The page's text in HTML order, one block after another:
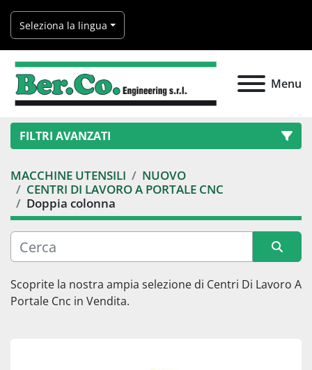
Seleziona la lingua
Menu
FILTRI AVANZATI
Categoria
Produttore
MACCHINE UTENSILI
NUOVO
CENTRI DI LAVORO A PORTALE CNC
Doppia colonna
Ordina per
Scoprite la nostra ampia selezione di Centri Di Lavoro A
Portale Cnc in Vendita.